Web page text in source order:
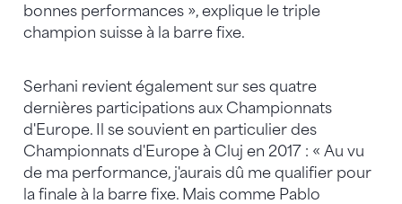
bonnes performances », explique le triple
champion suisse à la barre fixe.
Serhani revient également sur ses quatre
dernières participations aux Championnats
d'Europe. Il se souvient en particulier des
Championnats d'Europe à Cluj en 2017 : « Au vu
de ma performance, j'aurais dû me qualifier pour
la finale à la barre fixe. Mais comme Pablo